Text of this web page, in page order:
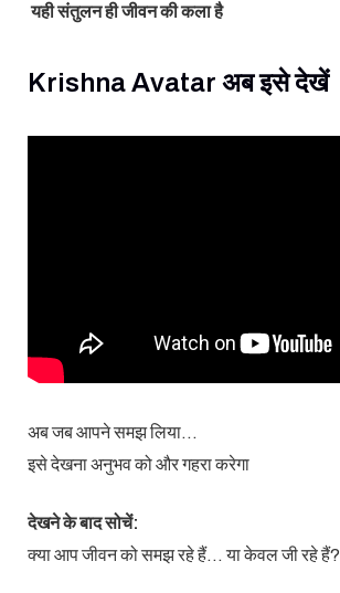
यही संतुलन ही जीवन की कला है
Krishna Avatar अब इसे देखें
अब जब आपने समझ लिया…
इसे देखना अनुभव को और गहरा करेगा
देखने के बाद सोचें:
क्या आप जीवन को समझ रहे हैं… या केवल जी रहे हैं?